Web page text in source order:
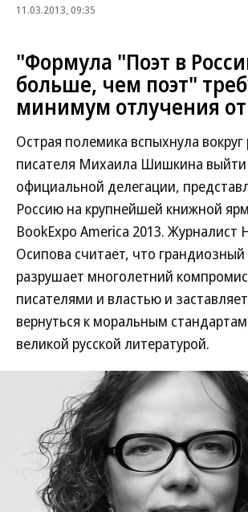
11.03.2013, 09:35
"Формула "Поэт в
больше, чем поэт"
минимум отлучения
Острая полемика вспыхнула
писателя Михаила Шишкина выйти
официальной делегации,
Россию на крупнейшей книжной
BookExpo America 2013. Журналист
Осипова считает, что грандиозный
разрушает многолетний
писателями и властью и
вернуться к моральным
великой русской литературой.